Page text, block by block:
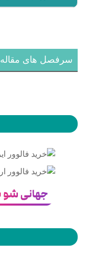
سرفصل های مقاله